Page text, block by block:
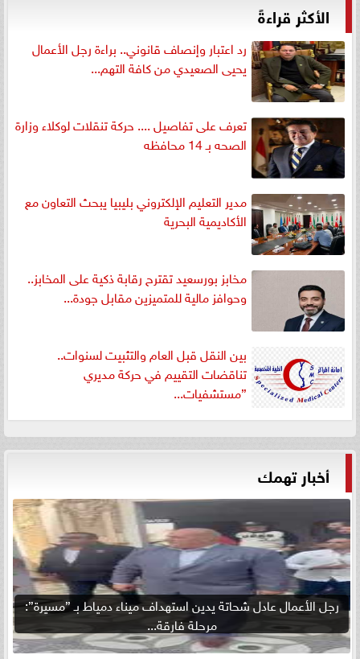
الأكثر قراءةً
رد اعتبار وإنصاف قانوني.. براءة رجل الأعمال
يحيى الصعيدي من كافة التهم...
تعرف على تفاصيل .... حركة تنقلات لوكلاء وزارة
الصحه بـ 14 محافظه
مدير التعليم الإلكتروني بليبيا يبحث التعاون مع
الأكاديمية البحرية
مخابز بورسعيد تقترح رقابة ذكية على المخابز..
وحوافز مالية للمتميزين مقابل جودة...
بين النقل قبل العام والتثبيت لسنوات..
تناقضات التقييم في حركة مديري
”مستشفيات...
أخبار تهمك
رجل الأعمال عادل شحاتة يدين استهداف ميناء دمياط بـ ”مسيرة”:
مرحلة فارقة...